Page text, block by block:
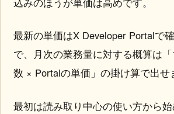
最新の単価はX Developer Portalで
で、月次の業務量に対する概算は
数 × Portalの単価」の掛け算で出せ
最初は読み取り中心の使い方から